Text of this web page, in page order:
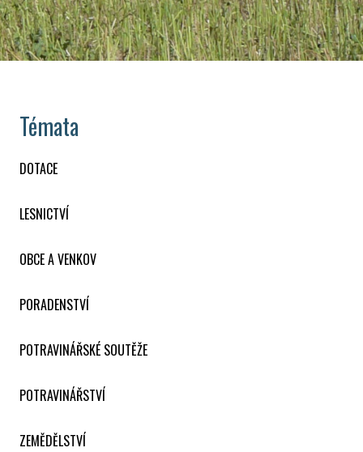
Témata
DOTACE
LESNICTVÍ
OBCE A VENKOV
PORADENSTVÍ
POTRAVINÁŘSKÉ SOUTĚŽE
POTRAVINÁŘSTVÍ
ZEMĚDĚLSTVÍ